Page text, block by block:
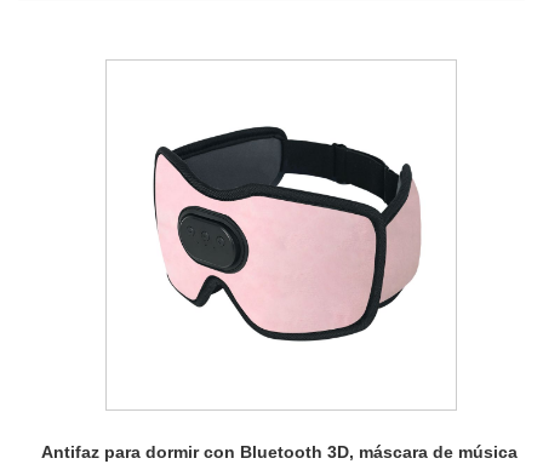
Antifaz para dormir con Bluetooth 3D, máscara de música